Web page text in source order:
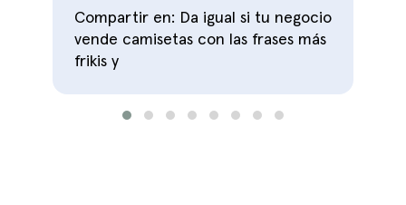
Compartir en: Da igual si tu negocio
vende camisetas con las frases más
frikis y